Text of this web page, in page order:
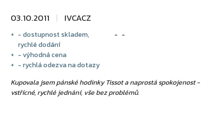
03.10.2011 IVCACZ
- dostupnost skladem,
rychlé dodání
- výhodná cena
- rychlá odezva na dotazy
-
Kupovala jsem pánské hodinky Tissot a naprostá spokojenost -
vstřícné, rychlé jednání, vše bez problémů.